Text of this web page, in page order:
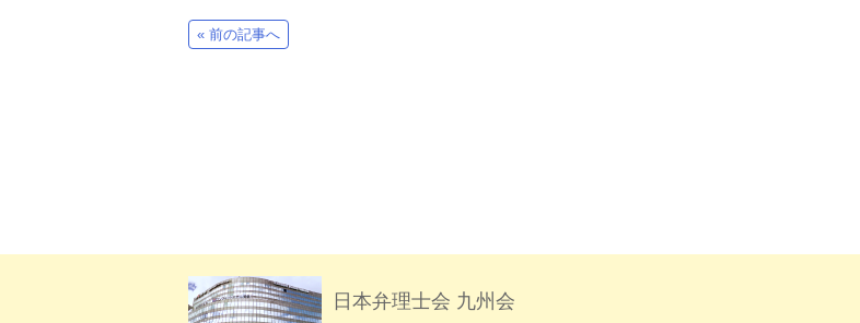
« 前の記事へ
日本弁理士会 九州会
休止のお知らせ（１月２０日（木）～） « 日本弁理士会九州会 弁理士は知的財産の専門家です！